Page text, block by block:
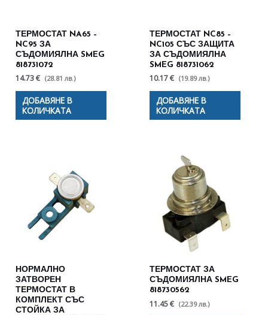
ТЕРМОСТАТ NA65 –
NC95 ЗА
СЪДОМИЯЛНА SMEG
818731072
14.73 € (28.81 лв.)
ДОБАВЯНЕ В
КОЛИЧКАТА
ТЕРМОСТАТ NC85 –
NC105 СЪС ЗАЩИТА
ЗА СЪДОМИЯЛНА
SMEG 818731062
10.17 € (19.89 лв.)
ДОБАВЯНЕ В
КОЛИЧКАТА
НОРМАЛНО
ЗАТВОРЕН
ТЕРМОСТАТ В
КОМПЛЕКТ СЪС
СТОЙКА ЗА
ТЕРМОСТАТ ЗА
СЪДОМИЯЛНА SMEG
818730562
11.45 € (22.39 лв.)